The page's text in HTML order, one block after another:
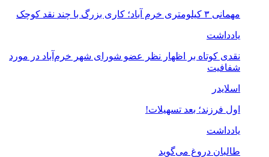
مهمانی ۳ کیلومتری خرم آباد؛ کاری بزرگ با چند نقد کوچک
یادداشت
نقدی کوتاه بر اظهار نظر عضو شورای شهر خرم‌آباد در مورد
شفافیت
اسلایدر
اول فرزند؛ بعد تسهیلات!
یادداشت
طالبان دروغ می‌گوید